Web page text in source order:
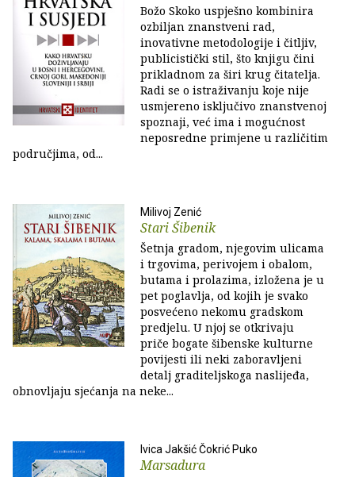
Božo Skoko uspješno kombinira
ozbiljan znanstveni rad,
inovativne metodologije i čitljiv,
publicistički stil, što knjigu čini
prikladnom za širi krug čitatelja.
Radi se o istraživanju koje nije
usmjereno isključivo znanstvenoj
spoznaji, već ima i mogućnost
neposredne primjene u različitim
područjima, od...
Milivoj Zenić
Stari Šibenik
Šetnja gradom, njegovim ulicama
i trgovima, perivojem i obalom,
butama i prolazima, izložena je u
pet poglavlja, od kojih je svako
posvećeno nekomu gradskom
predjelu. U njoj se otkrivaju
priče bogate šibenske kulturne
povijesti ili neki zaboravljeni
detalj graditeljskoga naslijeđa,
obnovljaju sjećanja na neke...
Ivica Jakšić Čokrić Puko
Marsadura